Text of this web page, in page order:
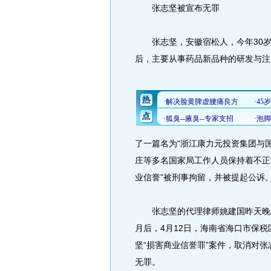
张志坚被宣布无罪
张志坚，安徽宿松人，今年30岁
后，主要从事药品新品种的研发与
了一篇名为“浙江康力元投资集团与
庄等多名国家局工作人员保持着不
业信誉”被刑事拘留，并被提起公诉
张志坚的代理律师姚建国昨天晚
月后，4月12日，海南省海口市保
坚“损害商业信誉罪”案件，取消对
无罪。